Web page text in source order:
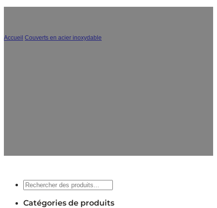
Accueil Couverts en acier inoxydable
Recherche
Catégories de produits